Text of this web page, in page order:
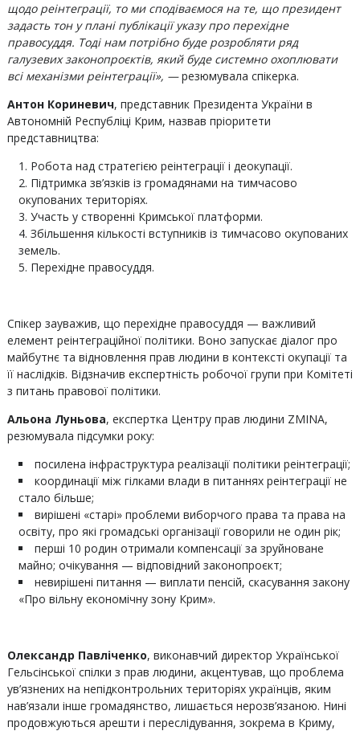
щодо реінтеграції, то ми сподіваємося на те, що президент
задасть тон у плані публікації указу про перехідне
правосуддя. Тоді нам потрібно буде розробляти ряд
галузевих законопроєктів, який буде системно охоплювати
всі механізми реінтеграції», —резюмувала спікерка.
Антон Кориневич, представник Президента України в
Автономній Республіці Крим, назвав пріоритети
представництва:
Робота над стратегією реінтеграції і деокупації.
Підтримка зв’язків із громадянами на тимчасово
окупованих територіях.
Участь у створенні Кримської платформи.
Збільшення кількості вступників із тимчасово окупованих
земель.
Перехідне правосуддя.
Спікер зауважив, що перехідне правосуддя — важливий
елемент реінтеграційної політики. Воно запускає діалог про
майбутнє та відновлення прав людини в контексті окупації та
її наслідків. Відзначив експертність робочої групи при Комітеті
з питань правової політики.
Альона Луньова, експертка Центру прав людини ZMINA,
резюмувала підсумки року:
посилена інфраструктура реалізації політики реінтеграції;
координації між гілками влади в питаннях реінтеграції не
стало більше;
вирішені «старі» проблеми виборчого права та права на
освіту, про які громадські організації говорили не один рік;
перші 10 родин отримали компенсації за зруйноване
майно; очікування — відповідний законопроєкт;
невирішені питання — виплати пенсій, скасування закону
«Про вільну економічну зону Крим».
Олександр Павліченко, виконавчий директор Української
Гельсінської спілки з прав людини, акцентував, що проблема
ув’язнених на непідконтрольних територіях українців, яким
нав’язали інше громадянство, лишається нерозв’язаною. Нині
продовжуються арешти і переслідування, зокрема в Криму,